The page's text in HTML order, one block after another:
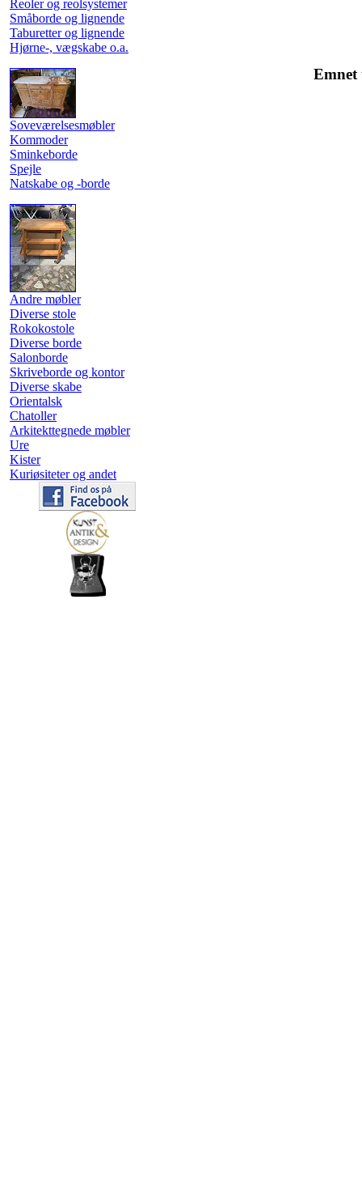
Reoler og reolsystemer
Småborde og lignende
Taburetter og lignende
Hjørne-, vægskabe o.a.
Soveværelsesmøbler
Kommoder
Sminkeborde
Spejle
Natskabe og -borde
Andre møbler
Diverse stole
Rokokostole
Diverse borde
Salonborde
Skriveborde og kontor
Diverse skabe
Orientalsk
Chatoller
Arkitekttegnede møbler
Ure
Kister
Kuriøsiteter og andet
Emnet